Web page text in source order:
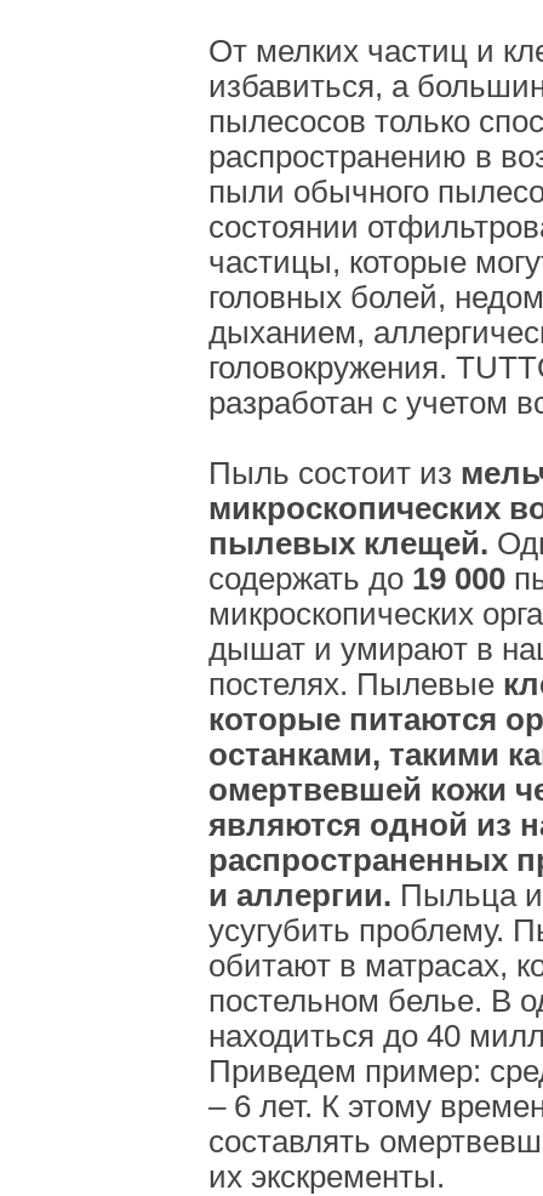
От мелких частиц и
избавиться, а
пылесосов только
распространению в
пыли обычного
состоянии
частицы, которые
головных болей,
дыханием,
головокружения.
разработан с учетом
Пыль состоит из
микроскопических
пылевых клещей.
содержать до 19 000
микроскопических
дышат и умирают в
постелях. Пылевые
которые питаются
останками, такими
омертвевшей кожи
являются одной из
распространенных
и аллергии. Пыльца
усугубить проблему.
обитают в матрасах,
постельном белье. В
находиться до 40
Приведем пример:
– 6 лет. К этому
составлять
их экскременты.